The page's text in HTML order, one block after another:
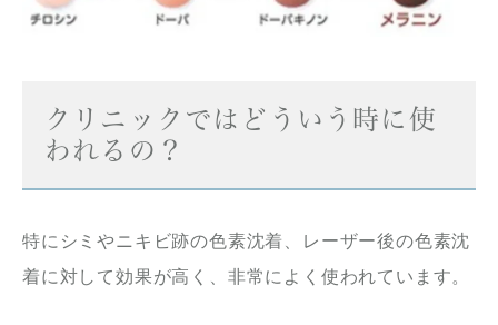
クリニックではどういう時に使
われるの？
特にシミやニキビ跡の色素沈着、レーザー後の色素沈
着に対して効果が高く、非常によく使われています。